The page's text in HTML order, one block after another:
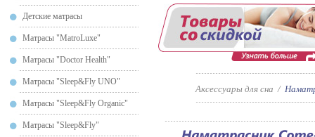
Детские матрасы
Матрасы "MatroLuxe"
Матрасы "Doctor Health"
Матрасы "Sleep&Fly UNO"
Матрасы "Sleep&Fly Organic"
Матрасы "Sleep&Fly"
Аксессуары для сна /